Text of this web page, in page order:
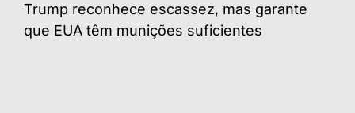
Trump reconhece escassez, mas garante
que EUA têm munições suficientes